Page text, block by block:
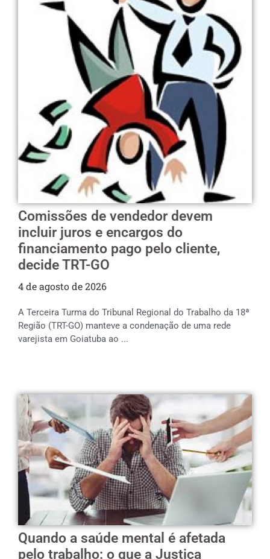
Comissões de vendedor devem
incluir juros e encargos do
financiamento pago pelo cliente,
decide TRT-GO
4 de agosto de 2026
A Terceira Turma do Tribunal Regional do Trabalho da 18ª
Região (TRT-GO) manteve a condenação de uma rede
varejista em Goiatuba ao ...
Quando a saúde mental é afetada
pelo trabalho: o que a Justiça